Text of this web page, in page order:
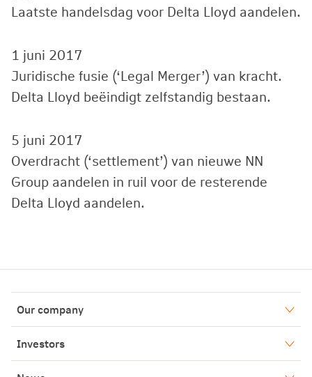
Laatste handelsdag voor Delta Lloyd aandelen.
1 juni 2017
Juridische fusie (‘Legal Merger’) van kracht.
Delta Lloyd beëindigt zelfstandig bestaan.
5 juni 2017
Overdracht (‘settlement’) van nieuwe NN
Group aandelen in ruil voor de resterende
Delta Lloyd aandelen.
Our company
Who we are
Investors
Financial results